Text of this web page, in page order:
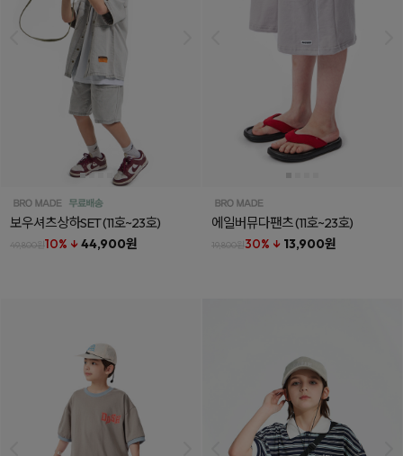
보우셔츠상하SET(11호~23호)
49,800원10% ↓ 44,900원
에일버뮤다팬츠(11호~23호)
19,800원30% ↓ 13,900원